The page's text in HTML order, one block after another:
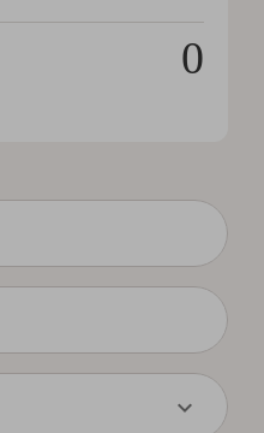
0